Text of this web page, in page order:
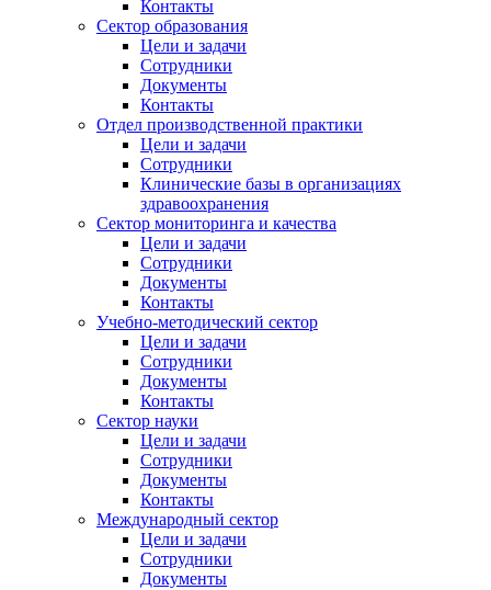
Контакты
Сектор образования
Цели и задачи
Сотрудники
Документы
Контакты
Отдел производственной практики
Цели и задачи
Сотрудники
Клинические базы в организациях
здравоохранения
Сектор мониторинга и качества
Цели и задачи
Сотрудники
Документы
Контакты
Учебно-методический сектор
Цели и задачи
Сотрудники
Документы
Контакты
Сектор науки
Цели и задачи
Сотрудники
Документы
Контакты
Международный сектор
Цели и задачи
Сотрудники
Документы